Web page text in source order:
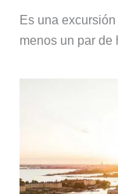
Es una
menos un par de